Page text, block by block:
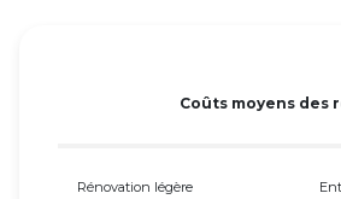
Coûts moyens des
Rénovation légère